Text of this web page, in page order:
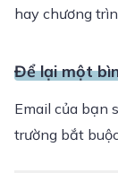
hay chương
Để lại một
Email của bạn
trường bắt